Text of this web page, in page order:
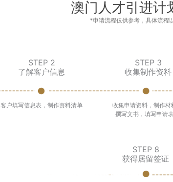
澳门人才引进计
*申请流程仅供参考，具体流程
STEP 2
了解客户信息
STEP 3
收集制作资料
STEP 8
获得居留签证
客户填写信息表，制作资料清单
收集申请资料，制作材
撰写文书，填写申请